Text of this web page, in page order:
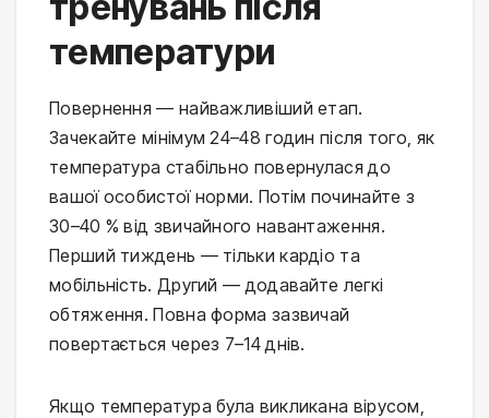
температури
Повернення — найважливіший етап.
Зачекайте мінімум 24–48 годин після того, як
температура стабільно повернулася до
вашої особистої норми. Потім починайте з
30–40 % від звичайного навантаження.
Перший тиждень — тільки кардіо та
мобільність. Другий — додавайте легкі
обтяження. Повна форма зазвичай
повертається через 7–14 днів.
Якщо температура була викликана вірусом,